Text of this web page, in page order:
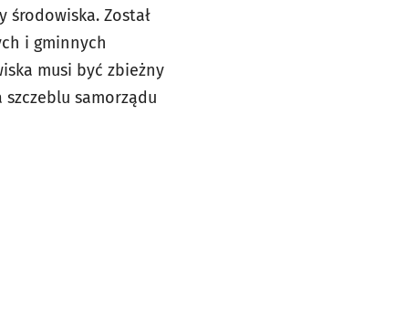
środowiska. Został
i gminnych
musi być zbieżny
samorządu